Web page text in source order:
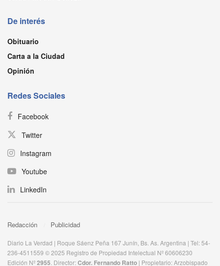
De interés
Obituario
Carta a la Ciudad
Opinión
Redes Sociales
Facebook
Twitter
Instagram
Youtube
LinkedIn
Redacción Publicidad
Diario La Verdad | Roque Sáenz Peña 167 Junín, Bs. As. Argentina | Tel: 54-
236-4511559 © 2025 Registro de Propiedad Intelectual Nº 60606230
Edición Nº2955 . Director:​Cdor. Fernando Ratto | Propietario:​ Arzobispado